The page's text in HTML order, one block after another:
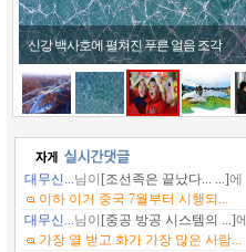
어린이들 호랑이 모자 쓰고 '활짝'
대무신...님이 [조선족은 끝났다... ...]에
이하 이거 중국 7월부터 시행되...
대무신...님이 [중공 방공 시스템의 ...]에
가장 열 받고 화가 가장 많은 사람...